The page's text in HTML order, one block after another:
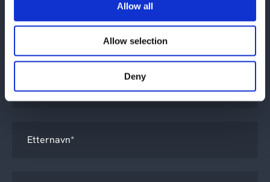
Allow all
Allow selection
Deny
Hva gjelder henvendelsen din?*